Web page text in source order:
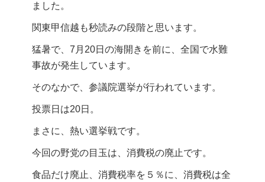
ました。
関東甲信越も秒読みの段階と思います。
猛暑で、7月20日の海開きを前に、全国で水難
事故が発生しています。
そのなかで、参議院選挙が行われています。
投票日は20日。
まさに、熱い選挙戦です。
今回の野党の目玉は、消費税の廃止です。
食品だけ廃止、消費税率を５％に、消費税は全